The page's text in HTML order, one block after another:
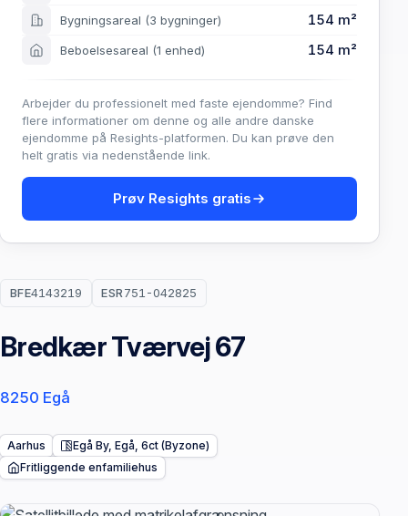
BFE4143219 ESR751-042825
Bredkær Tværvej 67
8250 Egå
Aarhus
Egå By, Egå, 6ct (Byzone)
Fritliggende enfamiliehus
Bygningsareal (3 bygninger) 154 m²
Beboelsesareal (1 enhed) 154 m²
Arbejder du professionelt med faste ejendomme? Find
flere informationer om denne og alle andre danske
ejendomme på Resights-platformen. Du kan prøve den
helt gratis via nedenstående link.
Prøv Resights gratis